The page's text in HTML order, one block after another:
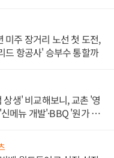
미주 장거리 노선 첫 도전,
드 항공사' 승부수 통할까
생' 비교해보니, 교촌 '영
메뉴 개발'·BBQ '원가 부